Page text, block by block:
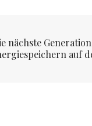
nächste
auf